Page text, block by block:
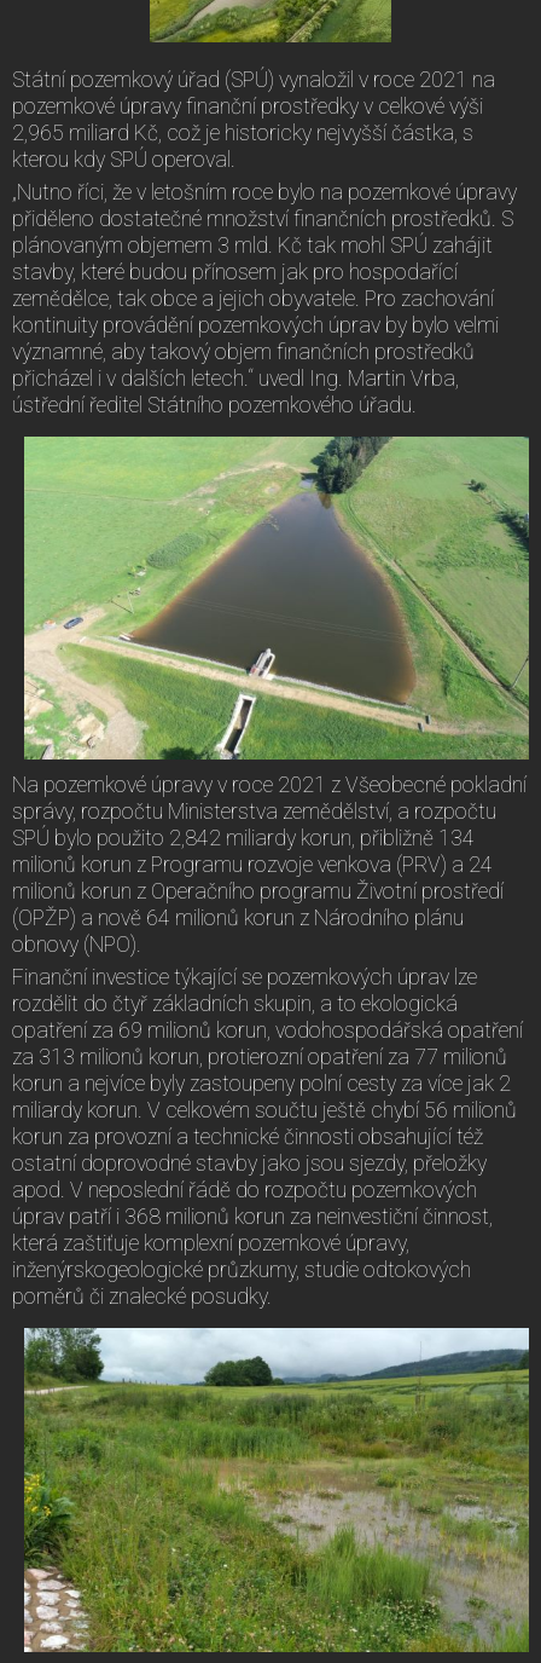
Státní pozemkový úřad (SPÚ) vynaložil v roce 2021 na
pozemkové úpravy finanční prostředky v celkové výši
2,965 miliard Kč, což je historicky nejvyšší částka, s
kterou kdy SPÚ operoval.
„Nutno říci, že v letošním roce bylo na pozemkové úpravy
přiděleno dostatečné množství finančních prostředků. S
plánovaným objemem 3 mld. Kč tak mohl SPÚ zahájit
stavby, které budou přínosem jak pro hospodařící
zemědělce, tak obce a jejich obyvatele. Pro zachování
kontinuity provádění pozemkových úprav by bylo velmi
významné, aby takový objem finančních prostředků
přicházel i v dalších letech.“ uvedl Ing. Martin Vrba,
ústřední ředitel Státního pozemkového úřadu.
Na pozemkové úpravy v roce 2021 z Všeobecné pokladní
správy, rozpočtu Ministerstva zemědělství, a rozpočtu
SPÚ bylo použito 2,842 miliardy korun, přibližně 134
milionů korun z Programu rozvoje venkova (PRV) a 24
milionů korun z Operačního programu Životní prostředí
(OPŽP) a nově 64 milionů korun z Národního plánu
obnovy (NPO).
Finanční investice týkající se pozemkových úprav lze
rozdělit do čtyř základních skupin, a to ekologická
opatření za 69 milionů korun, vodohospodářská opatření
za 313 milionů korun, protierozní opatření za 77 milionů
korun a nejvíce byly zastoupeny polní cesty za více jak 2
miliardy korun. V celkovém součtu ještě chybí 56 milionů
korun za provozní a technické činnosti obsahující též
ostatní doprovodné stavby jako jsou sjezdy, přeložky
apod. V neposlední řádě do rozpočtu pozemkových
úprav patří i 368 milionů korun za neinvestiční činnost,
která zaštiťuje komplexní pozemkové úpravy,
inženýrskogeologické průzkumy, studie odtokových
poměrů či znalecké posudky.